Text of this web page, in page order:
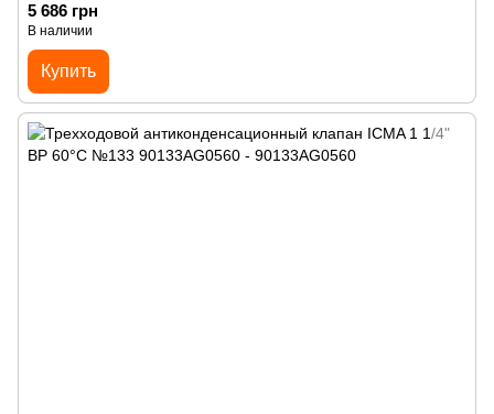
5 686 грн
В наличии
Купить